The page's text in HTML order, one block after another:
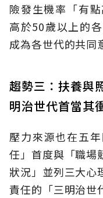
險發生機率「有
高於50歲以上的
成為各世代的共同
趨勢三：扶養與
明治世代首當其
壓力來源也在五
任」首度與「職場
狀況」並列三大心
責任的「三明治世